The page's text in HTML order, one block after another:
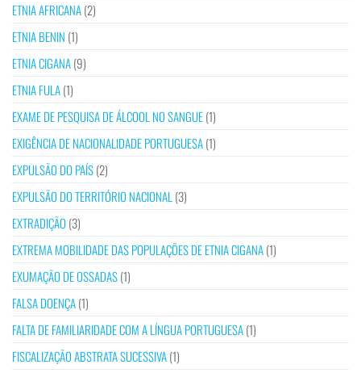
ETNIA AFRICANA(2)
ETNIA BENIN (1)
ETNIA CIGANA(9)
ETNIA FULA(1)
EXAME DE PESQUISA DE ÁLCOOL NO SANGUE(1)
EXIGÊNCIA DE NACIONALIDADE PORTUGUESA(1)
EXPULSÃO DO PAÍS(2)
EXPULSÃO DO TERRITÓRIO NACIONAL (3)
EXTRADIÇÃO (3)
EXTREMA MOBILIDADE DAS POPULAÇÕES DE ETNIA CIGANA(1)
EXUMAÇÃO DE OSSADAS(1)
FALSA DOENÇA(1)
FALTA DE FAMILIARIDADE COM A LÍNGUA PORTUGUESA(1)
FISCALIZAÇÃO ABSTRATA SUCESSIVA(1)